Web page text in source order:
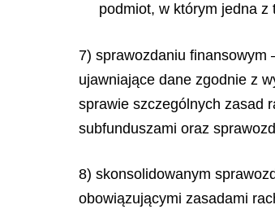
podmiot, w którym jedna
7) sprawozdaniu finansowym
ujawniające dane zgodnie z
sprawie szczególnych zasad
subfunduszami oraz
8) skonsolidowanym
obowiązującymi zasadami